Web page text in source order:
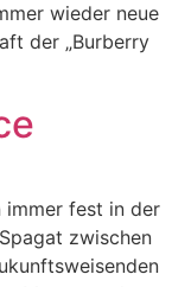
wieder neue
der „Burberry
immer fest in der
zwischen